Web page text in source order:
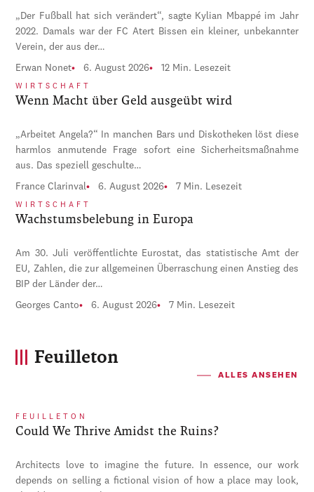
„Der Fußball hat sich verändert“, sagte Kylian Mbappé im Jahr
2022. Damals war der FC Atert Bissen ein kleiner, unbekannter
Verein, der aus der…
Erwan Nonet 6. August 2026 12 Min. Lesezeit
WIRTSCHAFT
Wenn Macht über Geld ausgeübt wird
„Arbeitet Angela?“ In manchen Bars und Diskotheken löst diese
harmlos anmutende Frage sofort eine Sicherheitsmaßnahme
aus. Das speziell geschulte…
France Clarinval 6. August 2026 7 Min. Lesezeit
WIRTSCHAFT
Wachstumsbelebung in Europa
Am 30. Juli veröffentlichte Eurostat, das statistische Amt der
EU, Zahlen, die zur allgemeinen Überraschung einen Anstieg des
BIP der Länder der…
Georges Canto 6. August 2026 7 Min. Lesezeit
Feuilleton
ALLES ANSEHEN
FEUILLETON
Could We Thrive Amidst the Ruins?
Architects love to imagine the future. In essence, our work
depends on selling a fictional vision of how a place may look,